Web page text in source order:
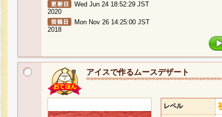
Wed Jun 24 18:52:29 JST
2020
Mon Nov 26 14:25:00 JST
2018
アイスで作るムースデザート
レベル